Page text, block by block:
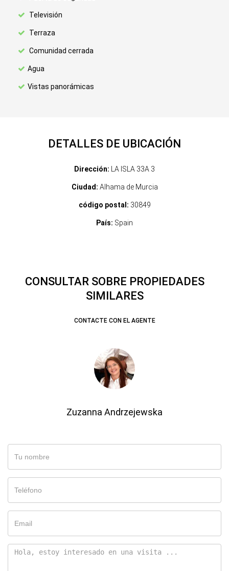
Televisión
Terraza
Comunidad cerrada
Agua
Vistas panorámicas
DETALLES DE UBICACIÓN
Dirección: LA ISLA 33A 3
Ciudad: Alhama de Murcia
código postal: 30849
País: Spain
CONSULTAR SOBRE PROPIEDADES
SIMILARES
CONTACTE CON EL AGENTE
Zuzanna Andrzejewska